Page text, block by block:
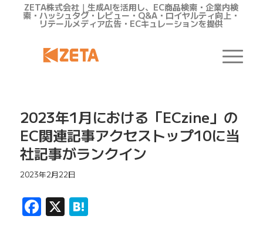
ZETA株式会社｜生成AIを活用し、EC商品検索・企業内検
索・ハッシュタグ・レビュー・Q&A・ロイヤルティ向上・
リテールメディア広告・ECキュレーションを提供
2023年1月における「ECzine」の
EC関連記事アクセストップ10に当
社記事がランクイン
2023年2月22日
Facebook
X Hatena